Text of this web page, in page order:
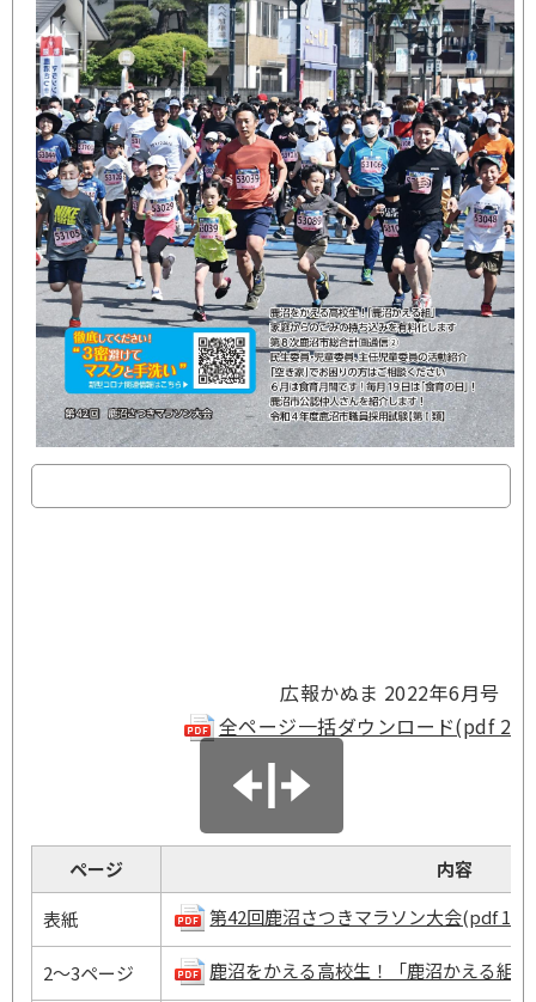
広報かぬま 2022年6月号
全ページ一括ダウンロード(pdf
ページ
内容
表紙
第42回鹿沼さつきマラソン大会(pdf
2～3ページ 鹿沼をかえる高校生！「鹿沼かえる組